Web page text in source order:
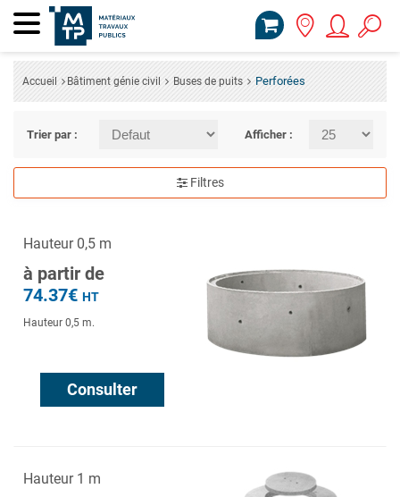
Accueil Bâtiment génie civil Buses de puits Perforées
Trier par : Afficher :
Filtres
Hauteur 0,5 m
à partir de
74.37€ HT
Hauteur 0,5 m.
Consulter
Hauteur 1 m